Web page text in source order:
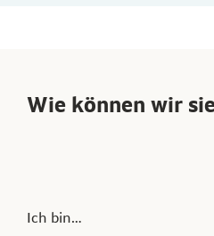
Wie können wir
Ich bin…